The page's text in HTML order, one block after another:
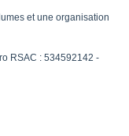
et une organisation
RSAC : 534592142 -